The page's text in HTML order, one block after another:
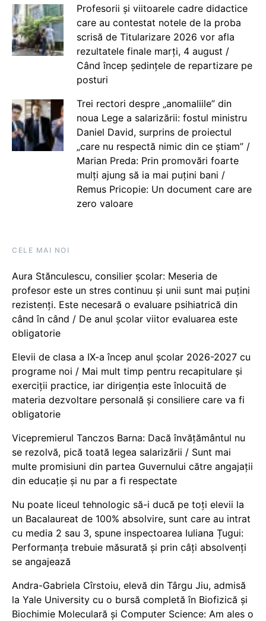
Profesorii și viitoarele cadre didactice
care au contestat notele de la proba
scrisă de Titularizare 2026 vor afla
rezultatele finale marți, 4 august /
Când încep ședințele de repartizare pe
posturi
Trei rectori despre „anomaliile” din
noua Lege a salarizării: fostul ministru
Daniel David, surprins de proiectul
„care nu respectă nimic din ce știam” /
Marian Preda: Prin promovări foarte
mulți ajung să ia mai puțini bani /
Remus Pricopie: Un document care are
zero valoare
CELE MAI NOI
Aura Stănculescu, consilier școlar: Meseria de
profesor este un stres continuu și unii sunt mai puțini
rezistenți. Este necesară o evaluare psihiatrică din
când în când / De anul școlar viitor evaluarea este
obligatorie
Elevii de clasa a IX-a încep anul școlar 2026-2027 cu
programe noi / Mai mult timp pentru recapitulare și
exerciții practice, iar dirigenția este înlocuită de
materia dezvoltare personală și consiliere care va fi
obligatorie
Vicepremierul Tanczos Barna: Dacă învățământul nu
se rezolvă, pică toată legea salarizării / Sunt mai
multe promisiuni din partea Guvernului către angajații
din educație și nu par a fi respectate
Nu poate liceul tehnologic să-i ducă pe toți elevii la
un Bacalaureat de 100% absolvire, sunt care au intrat
cu media 2 sau 3, spune inspectoarea Iuliana Țugui:
Performanța trebuie măsurată și prin câți absolvenți
se angajează
Andra-Gabriela Cîrstoiu, elevă din Târgu Jiu, admisă
la Yale University cu o bursă completă în Biofizică și
Biochimie Moleculară și Computer Science: Am ales o